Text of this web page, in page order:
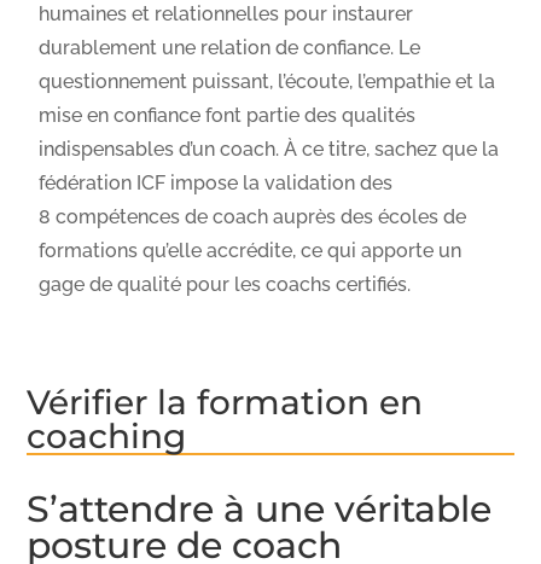
humaines et relationnelles pour instaurer
durablement une relation de confiance. Le
questionnement puissant, l’écoute, l’empathie et la
mise en confiance font partie des qualités
indispensables d’un coach. À ce titre, sachez que la
fédération ICF impose la validation des
8 compétences de coach auprès des écoles de
formations qu’elle accrédite, ce qui apporte un
gage de qualité pour les coachs certifiés.
Vérifier la formation en
coaching
S’attendre à une véritable
posture de coach